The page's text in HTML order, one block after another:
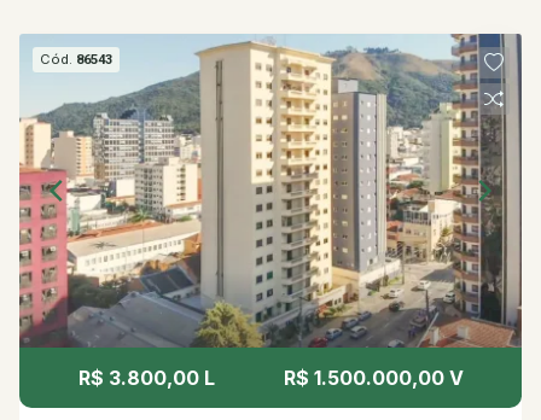
Cód. 86543
R$ 3.800,00 L R$ 1.500.000,00 V